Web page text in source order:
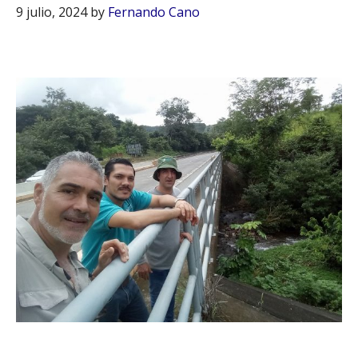
9 julio, 2024by Fernando Cano